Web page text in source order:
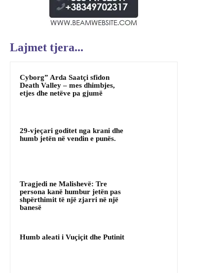
Lajmet tjera...
Cyborg” Arda Saatçi sfidon
Death Valley – mes dhimbjes,
etjes dhe netëve pa gjumë
29-vjeçari goditet nga krani dhe
humb jetën në vendin e punës.
Tragjedi ne Malishevë: Tre
persona kanë humbur jetën pas
shpërthimit të një zjarri në një
banesë
Humb aleati i Vuçiçit dhe Putinit